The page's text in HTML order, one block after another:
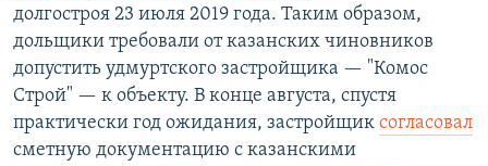
долгостроя 23 июля 2019 года. Таким образом,
дольщики требовали от казанских чиновников
допустить удмуртского застройщика — "Комос
Строй" — к объекту. В конце августа, спустя
практически год ожидания, застройщик согласовал
сметную документацию с казанскими